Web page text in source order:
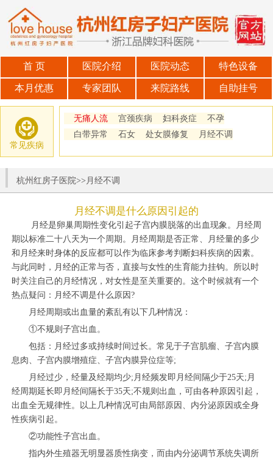
首 页 医院介绍 医院动态 特色设备
本月优惠 专家团队 来院路线 自助挂号
常见疾病
无痛人流 宫颈疾病 妇科炎症
不孕
白带异常
石女 处女膜修复 月经不调
杭州红房子医院>> 月经不调
月经不调是什么原因引起的
月经是卵巢周期性变化引起子宫内膜脱落的出血现象。月经周
期以标准二十八天为一个周期。月经周期是否正常、月经量的多少
和月经来时身体的反应都可以作为临床参考判断妇科疾病的因素。
与此同时，月经的正常与否，直接与女性的生育能力挂钩。所以时
时关注自己的月经情况，对女性是至关重要的。这个时候就有一个
热点疑问：月经不调是什么原因?
月经周期或出血量的紊乱有以下几种情况：
①不规则子宫出血。
包括：月经过多或持续时间过长。常见于子宫肌瘤、子宫内膜
息肉、子宫内膜增殖症、子宫内膜异位症等;
月经过少，经量及经期均少;月经频发即月经间隔少于25天;月
经周期延长即月经间隔长于35天;不规则出血，可由各种原因引起，
出血全无规律性。以上几种情况可由局部原因、内分泌原因或全身
性疾病引起。
②功能性子宫出血。
指内外生殖器无明显器质性病变，而由内分泌调节系统失调所